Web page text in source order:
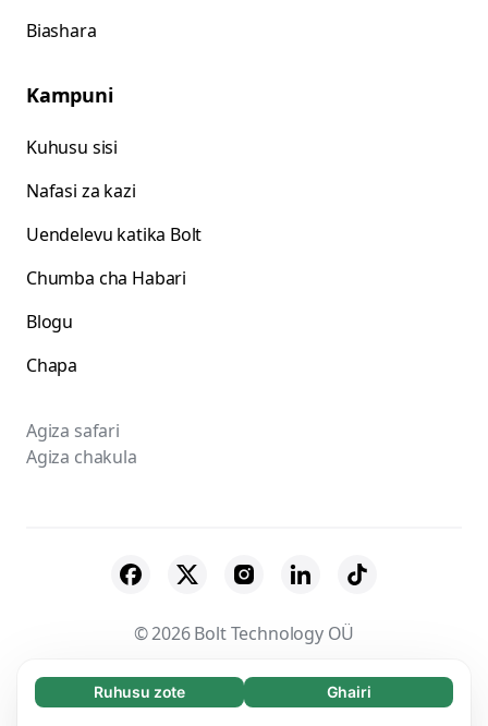
Necessary (65)
Ruhusu zote Ghairi
Biashara
Kampuni
Kuhusu sisi
Nafasi za kazi
Uendelevu katika Bolt
Chumba cha Habari
Blogu
Chapa
Agiza safari
Agiza chakula
© 2026 Bolt Technology OÜ
Wasambazaji Vigezo na Masharti
Faragha